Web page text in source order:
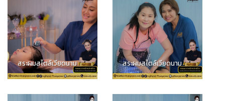
สระผมสไตล์เวียดนาม สระผมสไตล์เวียดนาม